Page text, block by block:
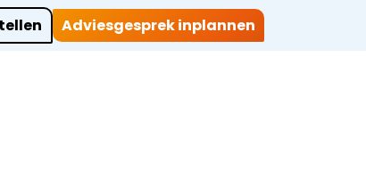
Adviesgesprek inplannen